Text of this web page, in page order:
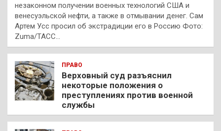
незаконном получении военных технологий США и
венесуэльской нефти, а также в отмывании денег. Сам
Артем Усс просил об экстрадиции его в Россию Фото:
Zuma/ТАСС…
ПРАВО
Верховный суд разъяснил
некоторые положения о
преступлениях против военной
службы